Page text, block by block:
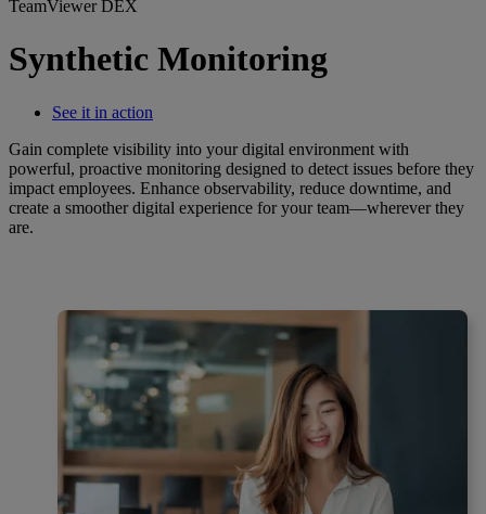
TeamViewer DEX
Synthetic Monitoring
See it in action
Gain complete visibility into your digital environment with
powerful, proactive monitoring designed to detect issues before they
impact employees. Enhance observability, reduce downtime, and
create a smoother digital experience for your team—wherever they
are.